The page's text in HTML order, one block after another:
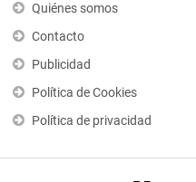
Quiénes somos
Contacto
Publicidad
Política de Cookies
Política de privacidad